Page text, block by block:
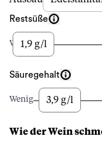
Restsüße
Wenig1,9 g/l
Säuregehalt
Wenig 3,9 g/l
Wie der Wein